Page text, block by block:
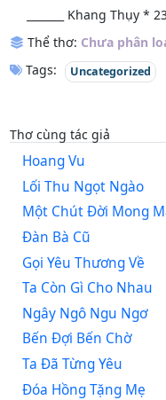
_______ Khang Thụy *
Thể thơ: Chưa phân
Tags:
Uncategorized
Thơ cùng tác giả
Hoang Vu
Lối Thu Ngọt Ngào
Một Chút Đời Mong
Đàn Bà Cũ
Gọi Yêu Thương Về
Ta Còn Gì Cho Nhau
Ngây Ngô Ngu Ngơ
Bến Đợi Bến Chờ
Ta Đã Từng Yêu
Đóa Hồng Tặng Mẹ